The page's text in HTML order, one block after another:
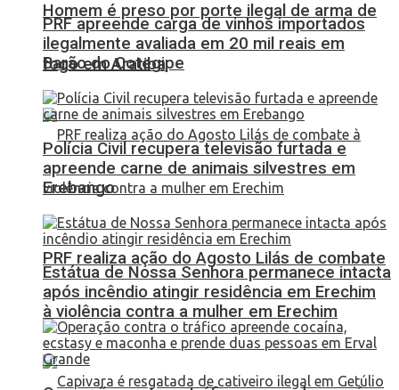
Homem é preso por porte ilegal de arma de
fogo em Aratiba
PRF realiza ação do Agosto Lilás de combate
à violência contra a mulher em Erechim
PRF apreende carga de vinhos importados
ilegalmente avaliada em 20 mil reais em
Barão do Cotegipe
Polícia Civil recupera televisão furtada e
apreende carne de animais silvestres em
Erebango
Estátua de Nossa Senhora permanece intacta
após incêndio atingir residência em Erechim